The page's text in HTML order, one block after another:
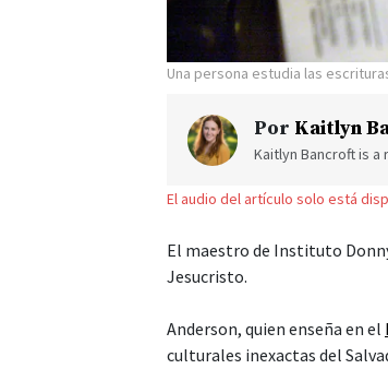
Una persona estudia las
Por Kaitlyn
Kaitlyn Bancroft is a
El audio del artículo solo está
El maestro de Instituto
Jesucristo.
Anderson, quien enseña en el
culturales inexactas del